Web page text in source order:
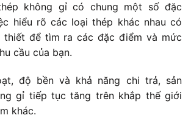
không gỉ có chung một số đặc
hiểu rõ các loại thép khác nhau có
thiết để tìm ra các đặc điểm và mức
cầu của bạn.
độ bền và khả năng chi trả, sản
gỉ tiếp tục tăng trên khắp thế giới
khác.